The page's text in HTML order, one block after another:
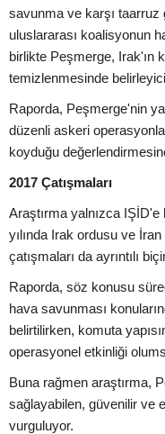
savunma ve karşı
uluslararası koalisyonun
birlikte Peşmerge, Irak'ın
temizlenmesinde
Raporda, Peşmerge'nin
düzenli askeri
koyduğu
2017 Çatışmaları
Araştırma yalnızca
yılında Irak ordusu ve
çatışmaları da ayrıntılı
Raporda, söz konusu
hava savunması
belirtilirken, komuta
operasyonel etkinliği
Buna rağmen araştırma,
sağlayabilen, güvenilir ve
vurguluyor.